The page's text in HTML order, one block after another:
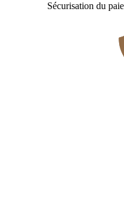
Sécurisation du